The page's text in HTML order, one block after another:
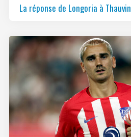
La réponse de Longoria à Thauvin